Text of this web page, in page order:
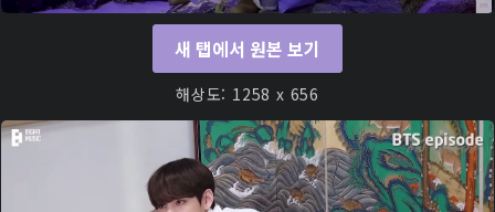
새 탭에서 원본 보기
해상도: 1258 x 656